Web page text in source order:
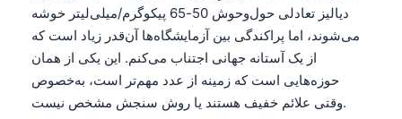
دیالیز تعادلی حول‌وحوش 50-65 پیکوگرم/میلی‌لیتر خوشه
می‌شوند، اما پراکندگی بین آزمایشگاه‌ها آن‌قدر زیاد است که
از یک آستانه جهانی اجتناب می‌کنم. این یکی از همان
حوزه‌هایی است که زمینه از عدد مهم‌تر است، به‌خصوص
وقتی علائم خفیف هستند یا روش سنجش مشخص نیست.